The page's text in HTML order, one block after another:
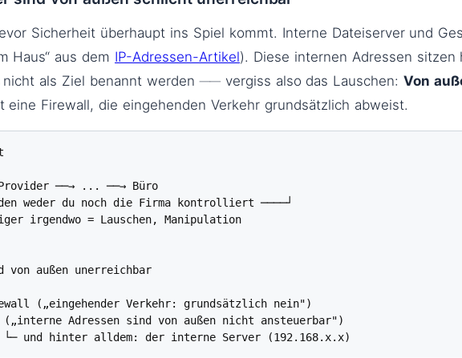
Sicherheit überhaupt ins Spiel kommt. Interne Dateiserver und
Haus“ aus dem IP-Adressen-Artikel). Diese internen Adressen sitzen
als Ziel benannt werden ── vergiss also das Lauschen:Von
eine Firewall, die eingehenden Verkehr grundsätzlich abweist.
Provider ──→ ... ──→ Büro
weder du noch die Firma kontrolliert ────┘
irgendwo = Lauschen, Manipulation
von außen unerreichbar
(„eingehender Verkehr: grundsätzlich nein")
Adressen sind von außen nicht ansteuerbar")
und hinter alldem: der interne Server (192.168.x.x)